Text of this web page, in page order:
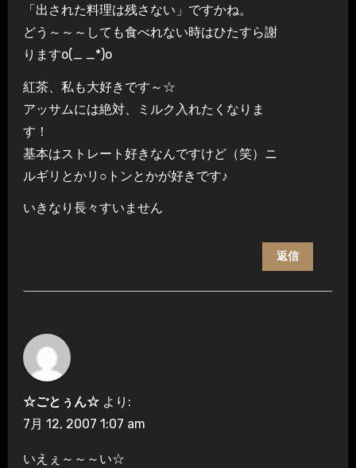
「出された料理は残さない」ですかね。
どう～～～しても食べれない時はひたすら謝
りますo(_ _*)o
紅茶、私も大好きです～☆
アッサムには絶対、ミルク入れたくなりま
す！
基本はストレート好きなんですけど（笑）ニ
ルギリとかリ○トンとかが好きです♪
いきなり長々すいません
返信
☆ごとぅん☆ より:
7月 12, 2007 1:07 am
いえぇ～～～い☆